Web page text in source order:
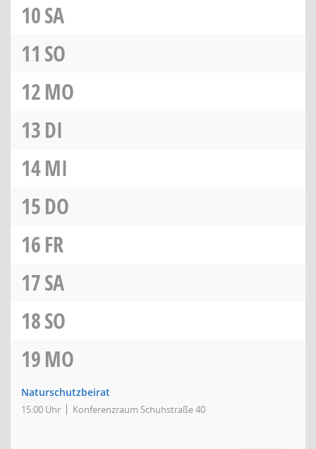
10SA
11 SO
12MO
13DI
14MI
15DO
16FR
17SA
18SO
19MO
Naturschutzbeirat
15:00 Uhr Konferenzraum Schuhstraße 40